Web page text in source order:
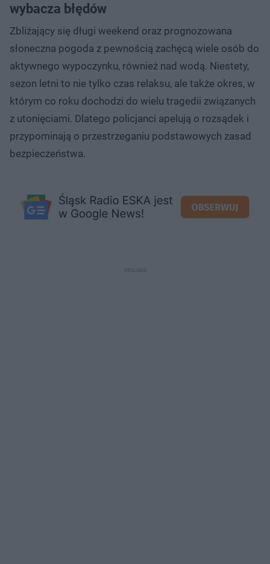
wybacza błędów
Zbliżający się długi weekend oraz prognozowana
słoneczna pogoda z pewnością zachęcą wiele osób do
aktywnego wypoczynku, również nad wodą. Niestety,
sezon letni to nie tylko czas relaksu, ale także okres, w
którym co roku dochodzi do wielu tragedii związanych
z utonięciami. Dlatego policjanci apelują o rozsądek i
przypominają o przestrzeganiu podstawowych zasad
bezpieczeństwa.